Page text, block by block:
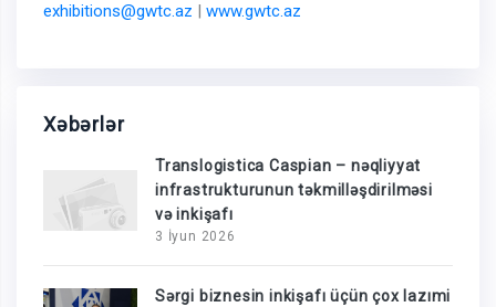
exhibitions@gwtc.az | www.gwtc.az
Xəbərlər
Translogistica Caspian – nəqliyyat
infrastrukturunun təkmilləşdirilməsi
və inkişafı
3 İyun 2026
Sərgi biznesin inkişafı üçün çox lazımi